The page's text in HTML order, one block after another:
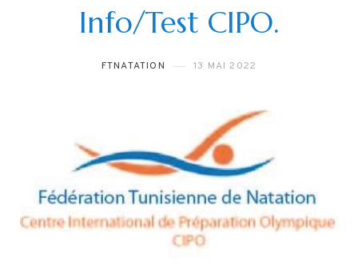
Info/Test CIPO.
FTNATATION 13 MAI 2022